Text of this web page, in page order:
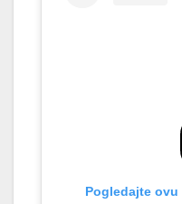
Pogledajte